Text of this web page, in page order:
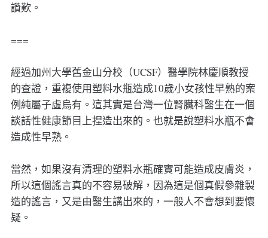
讚歎。
===
經過加州大學舊金山分校（UCSF）醫學院林慶順教授
的查證，重複使用塑料水瓶造成10歲小女孩性早熟的案
例純屬子虛烏有。這其實是台灣一位腎臟科醫生在一個
談話性健康節目上捏造出來的。也就是說塑料水瓶不會
造成性早熟。
當然，如果沒有清理的塑料水瓶確實可能造成皮膚炎，
所以這個謠言真的不容易破解，因為這是個真假參雜製
造的謠言，又是由醫生講出來的，一般人不會想到要懷
疑。